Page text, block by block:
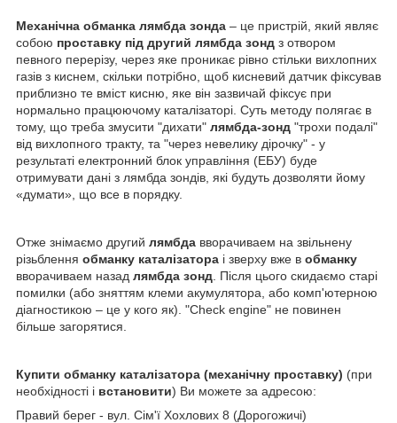
Механічна обманка лямбда зонда – це пристрій, який являє
собою проставку під другий лямбда зонд з отвором
певного перерізу, через яке проникає рівно стільки вихлопних
газів з киснем, скільки потрібно, щоб кисневий датчик фіксував
приблизно те вміст кисню, яке він зазвичай фіксує при
нормально працюючому каталізаторі. Суть методу полягає в
тому, що треба змусити "дихати" лямбда-зонд "трохи подалі"
від вихлопного тракту, та "через невелику дірочку" - у
результаті електронний блок управління (ЕБУ) буде
отримувати дані з лямбда зондів, які будуть дозволяти йому
«думати», що все в порядку.
Отже знімаємо другий лямбда вворачиваем на звільнену
різьблення обманку каталізатора і зверху вже в обманку
вворачиваем назад лямбда зонд . Після цього скидаємо старі
помилки (або зняттям клеми акумулятора, або комп'ютерною
діагностикою – це у кого як). "Check engine" не повинен
більше загорятися.
Купити обманку каталізатора (механічну проставку) (при
необхідності і встановити) Ви можете за адресою:
Правий берег - вул. Сім'ї Хохлових 8 (Дорогожичі)